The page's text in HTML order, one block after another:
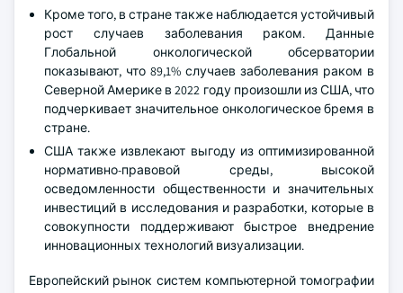
Кроме того, в стране также наблюдается устойчивый
рост случаев заболевания раком. Данные
Глобальной онкологической обсерватории
показывают, что 89,1% случаев заболевания раком в
Северной Америке в 2022 году произошли из США, что
подчеркивает значительное онкологическое бремя в
стране.
США также извлекают выгоду из оптимизированной
нормативно-правовой среды, высокой
осведомленности общественности и значительных
инвестиций в исследования и разработки, которые в
совокупности поддерживают быстрое внедрение
инновационных технологий визуализации.
Европейский рынок систем компьютерной томографии